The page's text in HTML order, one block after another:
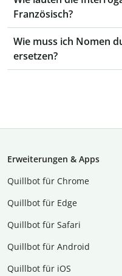
Französisch?
Wie muss ich Nomen
ersetzen?
Erweiterungen & Apps
Quillbot für Chrome
Quillbot für Edge
Quillbot für Safari
Quillbot für Android
Quillbot für iOS